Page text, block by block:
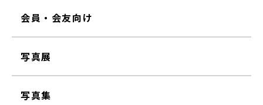
会員・会友向け
写真展
写真集